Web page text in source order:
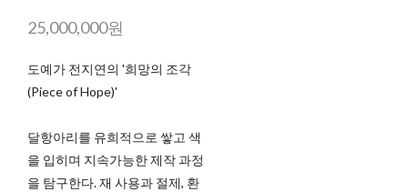
25,000,000원
도예가 전지연의 '희망의 조각
(Piece of Hope)'
달항아리를 유희적으로 쌓고 색
을 입히며 지속가능한 제작 과정
을 탐구한다. 재 사용과 절제, 환